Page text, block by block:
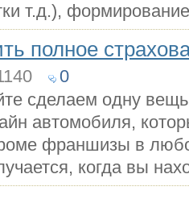
т.д.),
полное
0
сделаем одну
автомобиля,
франшизы в
когда вы